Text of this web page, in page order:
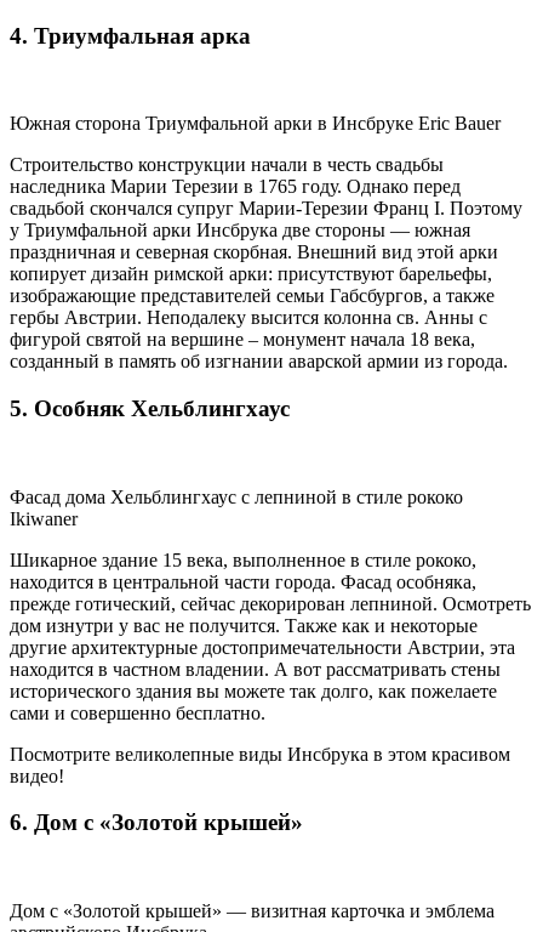
4. Триумфальная арка
Южная сторона Триумфальной арки в Инсбруке Eric Bauer
Строительство конструкции начали в честь свадьбы
наследника Марии Терезии в 1765 году. Однако перед
свадьбой скончался супруг Марии-Терезии Франц I. Поэтому
у Триумфальной арки Инсбрука две стороны — южная
праздничная и северная скорбная. Внешний вид этой арки
копирует дизайн римской арки: присутствуют барельефы,
изображающие представителей семьи Габсбургов, а также
гербы Австрии. Неподалеку высится колонна св. Анны с
фигурой святой на вершине – монумент начала 18 века,
созданный в память об изгнании аварской армии из города.
5. Особняк Хельблингхаус
Фасад дома Хельблингхаус с лепниной в стиле рококо
Ikiwaner
Шикарное здание 15 века, выполненное в стиле рококо,
находится в центральной части города. Фасад особняка,
прежде готический, сейчас декорирован лепниной. Осмотреть
дом изнутри у вас не получится. Также как и некоторые
другие архитектурные достопримечательности Австрии, эта
находится в частном владении. А вот рассматривать стены
исторического здания вы можете так долго, как пожелаете
сами и совершенно бесплатно.
Посмотрите великолепные виды Инсбрука в этом красивом
видео!
6. Дом с «Золотой крышей»
Дом с «Золотой крышей» — визитная карточка и эмблема